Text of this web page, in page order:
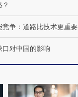
竞争：道路比技术更重要
对中国的影响